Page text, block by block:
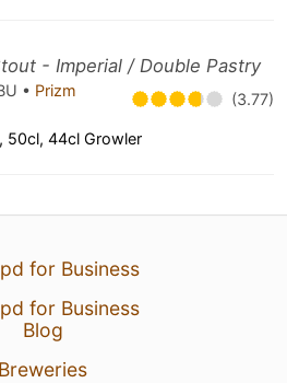
- Imperial / Double Pastry
• Prizm
(3.77)
50cl, 44cl Growler
for Business
for Business
Blog
Breweries